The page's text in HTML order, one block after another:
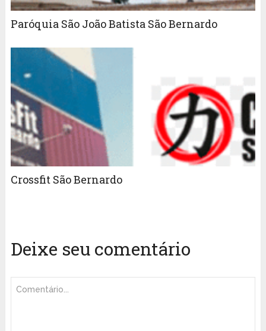
Paróquia São João Batista São Bernardo
Crossfit São Bernardo
Deixe seu comentário